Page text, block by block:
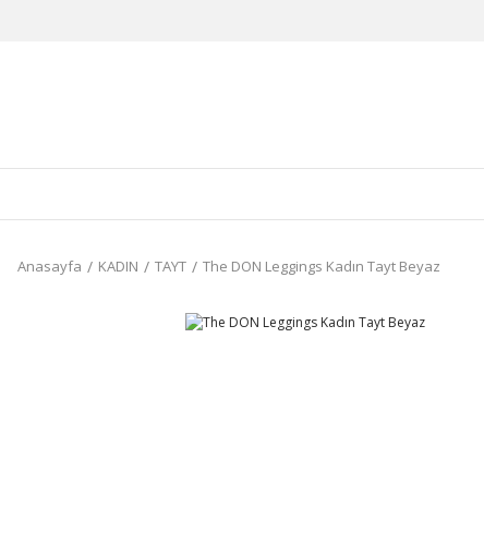
Anasayfa KADIN TAYT The DON Leggings Kadın Tayt Beyaz